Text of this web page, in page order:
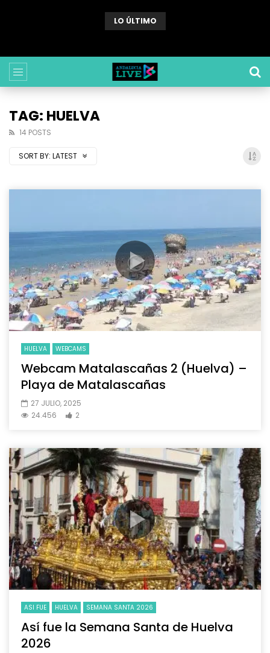
LO ÚLTIMO
TAG: HUELVA
14 POSTS
SORT BY: LATEST
HUELVA WEBCAMS
Webcam Matalascañas 2 (Huelva) –
Playa de Matalascañas
27 JULIO, 2025
24.456
2
ASI FUE HUELVA SEMANA SANTA 2026
Así fue la Semana Santa de Huelva
2026